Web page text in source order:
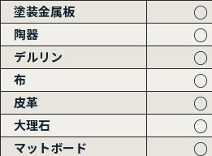
塗装金属板 ○
陶器 ○
デルリン ○
布 ○
皮革 ○
大理石 ○
マットボード ○